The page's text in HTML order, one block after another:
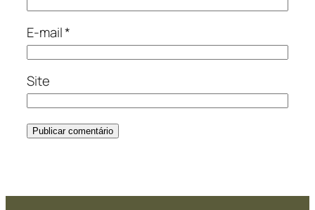
E-mail*
Site